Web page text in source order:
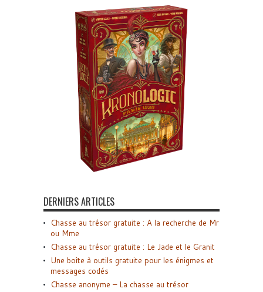
DERNIERS ARTICLES
Chasse au trésor gratuite : A la recherche de Mr
ou Mme
Chasse au trésor gratuite : Le Jade et le Granit
Une boîte à outils gratuite pour les énigmes et
messages codés
Chasse anonyme – La chasse au trésor